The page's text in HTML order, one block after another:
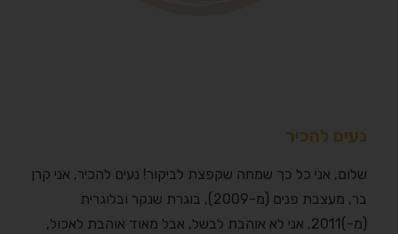
נעים להכיר
שלום, אני כל כך שמחה שקפצת לביקור! נעים להכיר, אני קרן
בר, מעצבת פנים (מ-2009), בוגרת שנקר ובלוגרית
(מ-)2011. אני לא אוהבת לבשל, אבל מאוד אוהבת לאכול,